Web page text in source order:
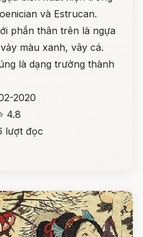
và Estrucan.
phần thân trên là ngựa
màu xanh, vây cá.
là dạng trưởng thành
2020
4.8
lượt đọc